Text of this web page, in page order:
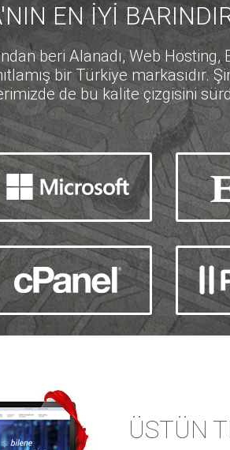
EN İYİ
beri Alanadı, Web
bir Türkiye markasıdır.
de bu kalite çizgisini
ÜSTÜN